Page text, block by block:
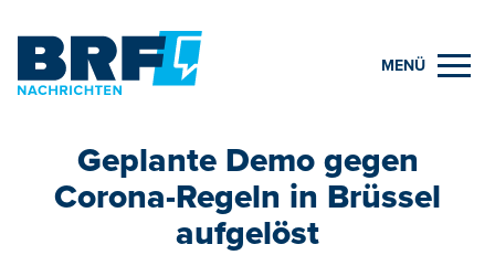
MENÜ
Geplante Demo gegen
Corona-Regeln in Brüssel
aufgelöst